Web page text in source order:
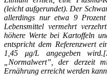
(leicht aufgerundet). Der
allerdings nur etwa 9
Lebensmittel vermehrt
höhere Werte bei Kartoffeln
entspricht dem Referenzwert
1,45 μg/L angegeben
„Normalwert”, der derzeit
Ernährung erreicht werden